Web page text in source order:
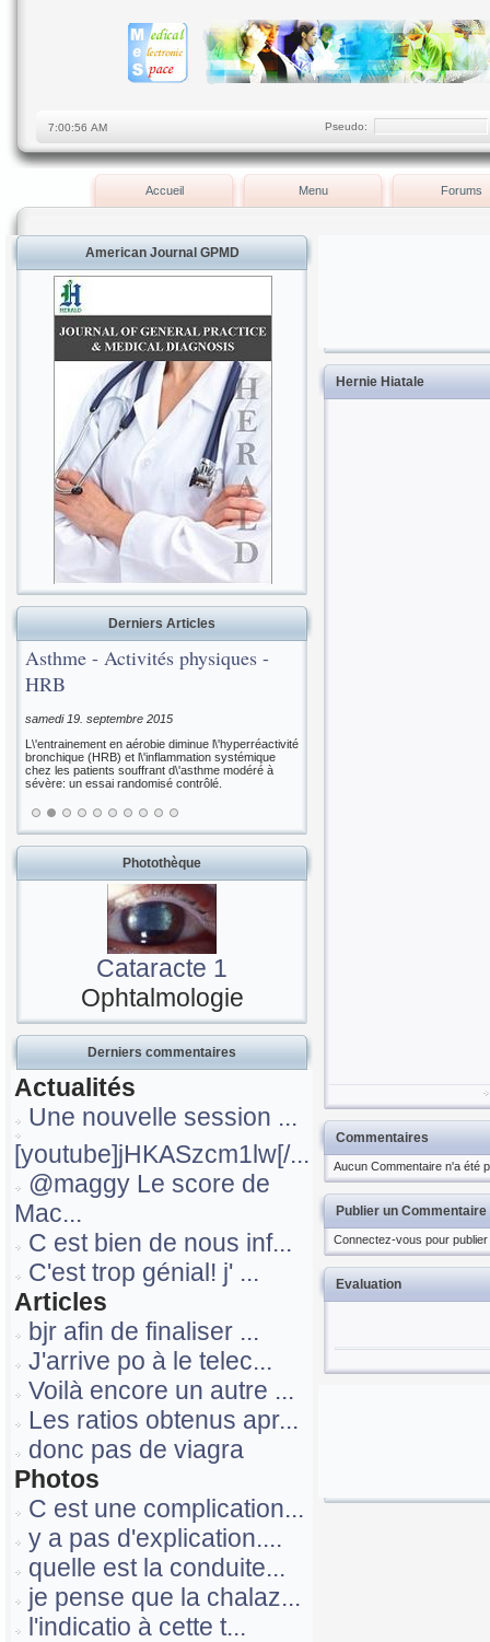
Pseudo:
Accueil Menu Forums
American Journal GPMD
Derniers Articles
Asthme - Activités physiques -
HRB
samedi 19. septembre 2015
L\'entrainement en aérobie diminue l\'hyperréactivité
bronchique (HRB) et l\'inflammation systémique
chez les patients souffrant d\'asthme modéré à
sévère: un essai randomisé contrôlé.
Photothèque
Cataracte 1
Ophtalmologie
Derniers commentaires
Actualités
Une nouvelle session ...
[youtube]jHKASzcm1lw[/...
@maggy Le score de
Mac...
C est bien de nous inf...
C'est trop génial! j' ...
Articles
bjr afin de finaliser ...
J'arrive po à le telec...
Voilà encore un autre ...
Les ratios obtenus apr...
donc pas de viagra
Photos
C est une complication...
y a pas d'explication....
quelle est la conduite...
je pense que la chalaz...
l'indicatio à cette t...
Hernie Hiatale
Commentaires
Aucun Commentaire n'a été
Publier un Commentaire
Connectez-vous pour
Evaluation